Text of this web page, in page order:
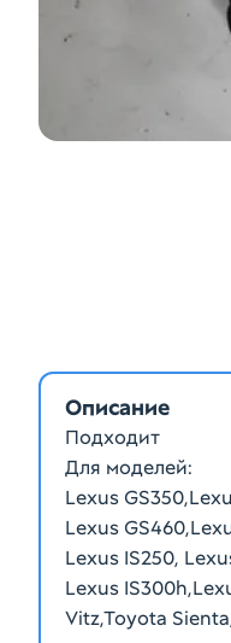
Описание
Подходит
Для моделей:
Lexus
Lexus
Lexus IS250,
Lexus
Vitz,Toyota